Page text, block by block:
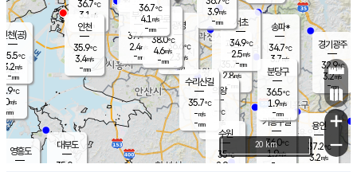
의도
℃
m/s
mm
영흥도
과천
35.7℃
2.8m/s
- mm
용인
37.2℃
3.2m/s
경기광주
32.9℃
3.2m/s
-mm
대부도
35.0
36.7℃
3.1 m/s
-mm
의왕
- ℃
m/s
mm
mm
광명
36.6 ℃
2.3 m/s
-mm
부천
37.4℃
2.4m/s
-mm
구로
38.0℃
4.6m/s
-mm
송파*
34.7℃
3.7m/s
-mm
서초
34.9℃
2.5m/s
-mm
기흥구갈
36.0℃
1.9m/s
-
수리산길
35.7℃
-m/s
-mm
분당구
36.5℃
1.9m/s
-mm
인천(공)
35.5℃
3.2m/s
-mm
36.7℃
4.1 m/s
-mm
수원
35℃
2.9m/s
인천
35.9℃
3.4m/s
-mm
3.9m/s
-mm
+
−
20 km